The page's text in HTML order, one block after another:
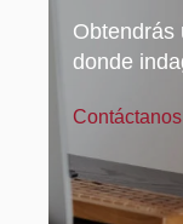
Obtendrás
donde
Contáctanos